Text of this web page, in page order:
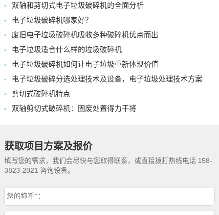
双轴和剪切式电子垃圾破碎机的全面分析
电子垃圾破碎机哪家好？
废旧电子垃圾破碎机吸收多种破碎机优点而出
电子垃圾适合什么样的垃圾破碎机
电子垃圾破碎机如何让电子垃圾重新体现价值
电子垃圾破碎分选处理技术及设备，电子垃圾处理技术方案
剪切式破碎机特点
双轴剪切式破碎机：固废处置得力干将
获取项目方案及报价
填写您的需求，我们会尽快与您取得联系，或直接拨打热线电话 158-
3823-2021 咨询设备。